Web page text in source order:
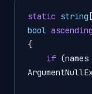
static string
bool ascending
{
if (names